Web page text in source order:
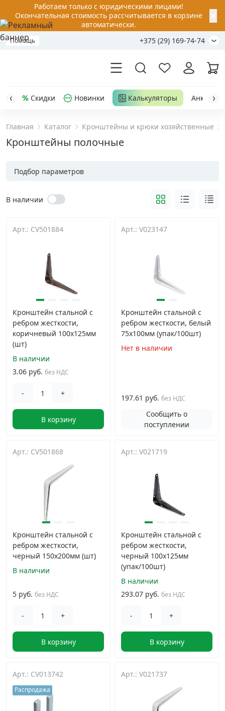
Работаем только с юридическими лицами!
Окончательная стоимость рассчитывается в корзине
автоматически.
Помощь +375 (29) 169-74-74
Акции
Кабельный крепеж
Строительный инструмент и инвентарь
Заклепки ›
Химический крепеж
Хомуты и шуруп-шпильки
Грузовой крепеж
Комплекты и наборы крепежа
Кронштейны и крюки хозяйственные ›
Метрический крепеж
Электро и бензоинструмент, оборудование
Нержавеющий крепеж
Перфорированный крепеж
Скобяные изделия и мебельная фурнитура
Скидки Новинки Калькуляторы Анкер-
Главная Каталог Кронштейны и крюки хозяйственные
Кронштейны полочные
Подбор параметров
В наличии
Арт.: CV501884
Кронштейн стальной с
ребром жесткости,
коричневый 100x125мм
(шт)
В наличии
3.06 руб. без НДС
- +
В корзину
Арт.: V023147
Кронштейн стальной с
ребром жесткости, белый
75x100мм (упак/100шт)
Нет в наличии
197.61 руб. без НДС
Сообщить о
поступлении
Арт.: CV501868
Кронштейн стальной с
ребром жесткости,
черный 150x200мм (шт)
В наличии
5 руб. без НДС
- +
В корзину
Арт.: V021719
Кронштейн стальной с
ребром жесткости,
черный 100x125мм
(упак/100шт)
В наличии
293.07 руб. без НДС
- +
В корзину
Арт.: CV013742
Распродажа
Арт.: V021737